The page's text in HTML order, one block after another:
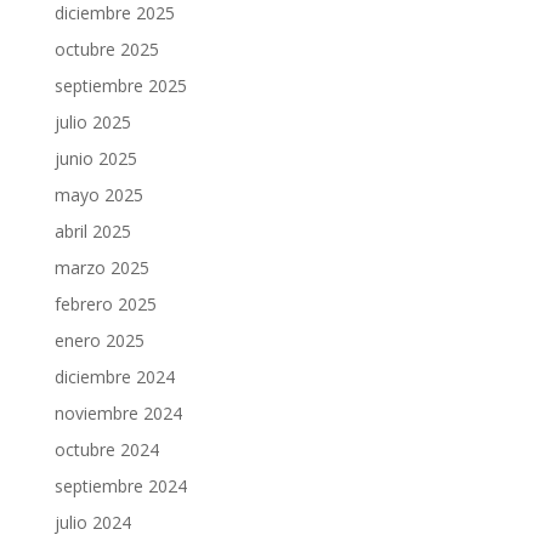
diciembre 2025
octubre 2025
septiembre 2025
julio 2025
junio 2025
mayo 2025
abril 2025
marzo 2025
febrero 2025
enero 2025
diciembre 2024
noviembre 2024
octubre 2024
septiembre 2024
julio 2024